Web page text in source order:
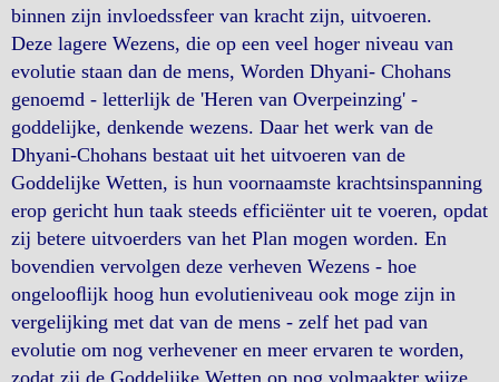
binnen zijn invloedssfeer van kracht zijn, uitvoeren.
Deze lagere Wezens, die op een veel hoger niveau van
evolutie staan dan de mens, Worden Dhyani- Chohans
genoemd - letterlijk de 'Heren van Overpeinzing' -
goddelijke, denkende wezens. Daar het werk van de
Dhyani-Chohans bestaat uit het uitvoeren van de
Goddelijke Wetten, is hun voornaamste krachtsinspanning
erop gericht hun taak steeds efficiënter uit te voeren, opdat
zij betere uitvoerders van het Plan mogen worden. En
bovendien vervolgen deze verheven Wezens - hoe
ongelooﬂijk hoog hun evolutieniveau ook moge zijn in
vergelijking met dat van de mens - zelf het pad van
evolutie om nog verhevener en meer ervaren te worden,
zodat zij de Goddelijke Wetten op nog volmaakter wijze